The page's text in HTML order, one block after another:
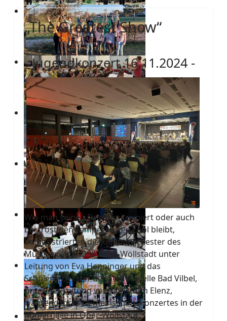
„The Greatest Show“
- Jugendkonzert 16.11.2024 -
Wie man seinen Drachen trainiert oder auch
bei frostigen Temperaturen cool bleibt,
demonstrierten die Jugendorchester des
Musikvereins 1905 Ober-Wöllstadt unter
Leitung von Eva Henninger und das
Schülerorchester der Stadtkapelle Bad Vilbel,
unter der Leitung von Christoph Elenz,
während ihres Gemeinschaftskonzertes in der
Römerhalle in Ober-Wöllstadt.